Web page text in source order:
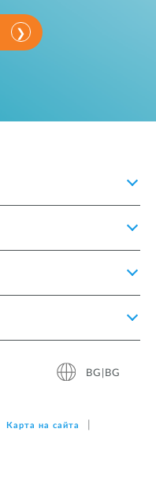
BG|BG
Карта на сайта